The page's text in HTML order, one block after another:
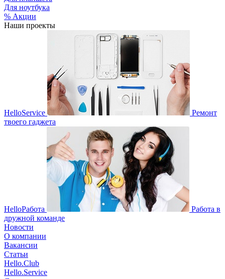
Для ноутбука
% Акции
Наши проекты
HelloService
Ремонт
твоего гаджета
HelloРабота
Работа в
дружной команде
Новости
О компании
Вакансии
Статьи
Hello.Club
Hello.Service